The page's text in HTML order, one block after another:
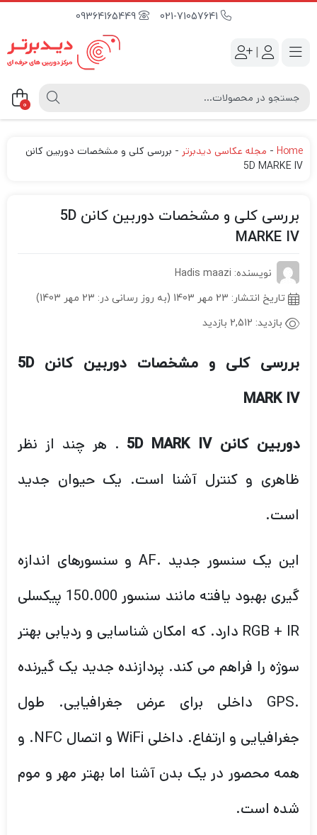
09364165449
|
0
Home
- مجله عکاسی دیدبرتر - بررسی کلی و مشخصات دوربین کانن
5D MARKE IV
بررسی کلی و مشخصات دوربین کانن 5D
MARKE IV
نویسنده: Hadis maazi
تاریخ انتشار: 23 مهر 1403 (به روز رسانی در: 23 مهر 1403)
بازدید: 2,512 بازدید
بررسی کلی و مشخصات دوربین کانن5D
MARK IV
دوربین کانن 5D MARK IV
. هر چند از نظر
ظاهری و کنترل آشنا است. یک حیوان جدید
است.
این یک سنسور جدید .AF و سنسورهای اندازه
گیری بهبود یافته مانند سنسور 150.000 پیکسلی
RGB + IR دارد. که امکان شناسایی و ردیابی بهتر
سوژه را فراهم می کند. پردازنده جدید یک گیرنده
.GPS داخلی برای عرض جغرافیایی. طول
جغرافیایی و ارتفاع. داخلی WiFi و اتصال NFC. و
همه محصور در یک بدن آشنا اما بهتر مهر و موم
شده است.